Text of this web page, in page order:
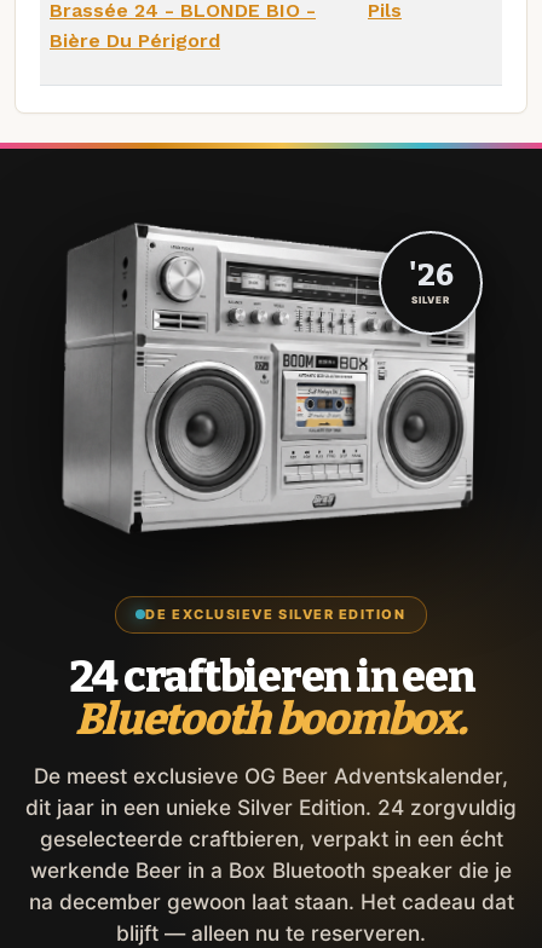
Brassée 24 - BLONDE BIO -
Bière Du Périgord
Pils
DE EXCLUSIEVE SILVER EDITION
24 craftbieren in een
Bluetooth boombox.
De meest exclusieve OG Beer Adventskalender,
dit jaar in een unieke Silver Edition. 24 zorgvuldig
geselecteerde craftbieren, verpakt in een écht
werkende Beer in a Box Bluetooth speaker die je
na december gewoon laat staan. Het cadeau dat
blijft — alleen nu te reserveren.
'26
SILVER